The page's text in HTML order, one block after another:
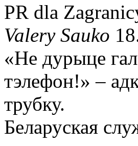
PR dla
Valery Sauko
«Не дурыце
тэлефон!» –
трубку.
Беларуская